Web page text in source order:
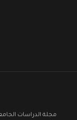
مجلة الدراسات